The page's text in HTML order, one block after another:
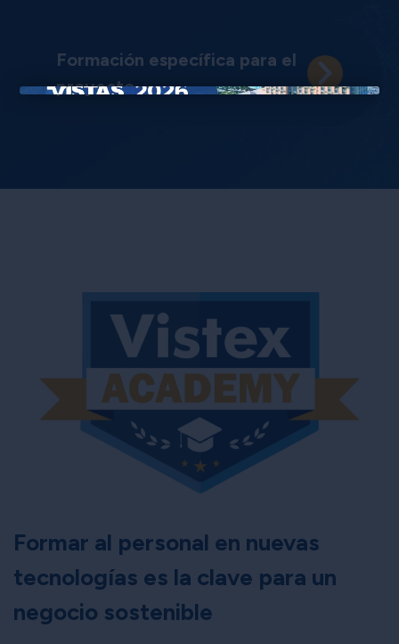
Formación específica para el
proyecto
Formar al personal en nuevas
tecnologías es la clave para un
negocio sostenible